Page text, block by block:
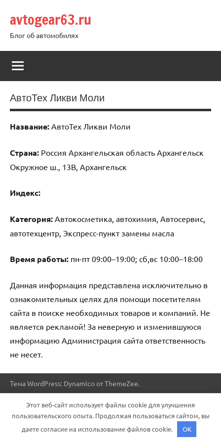
содержимому
avtogear63.ru
Блог об автомобилях
АвтоТех Ликви Моли
Название: АвтоТех Ликви Моли
Страна: Россия Архангельская область Архангельск
Окружное ш., 13В, Архангельск
Индекс:
Категория: Автокосметика, автохимия, Автосервис,
автотехцентр, Экспресс-пункт замены масла
Время работы: пн-пт 09:00–19:00; сб,вс 10:00–18:00
Данная информация представлена исключительно в
ознакомительных целях для помощи посетителям
сайта в поиске необходимых товаров и компаний. Не
является рекламой! За неверную и изменившуюся
информацию Администрация сайта ответственность
не несет.
Тема WordPress: Dynamico от ThemeZee.
Этот веб-сайт использует файлы cookie для улучшения
пользовательского опыта. Продолжая пользоваться сайтом, вы
даете согласие на использование файлов cookie.
OK